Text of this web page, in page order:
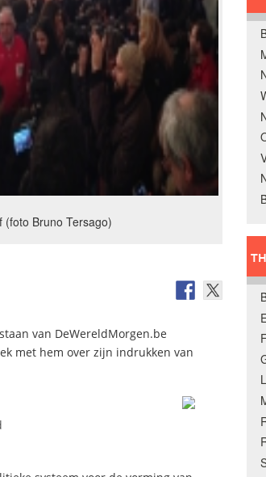
(foto Bruno Tersago)
van DeWereldMorgen.be
met hem over zijn indrukken van